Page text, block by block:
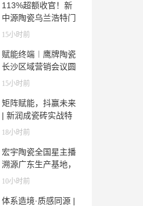
过；蒙娜丽莎5千万
回购股份；建霖家居
海外产能突破18亿元
113%超额收官！新
中源陶瓷乌兰浩特门
店周年活动圆满落幕
15小时前
赋能终端︱鹰牌陶瓷
长沙区域营销会议圆
满举行，共探渠道拓
15小时前
矩阵赋能，抖赢未来
| 新润成瓷砖实战特
训营成功举办，吹响
号！
18小时前
宏宇陶瓷全国星主播
溯源广东生产基地，
进阶ROI长效变现新
10小时前
体系造境·质感同源 |